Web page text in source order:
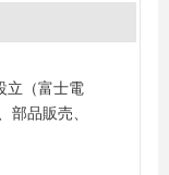
立（富士電
部品販売、